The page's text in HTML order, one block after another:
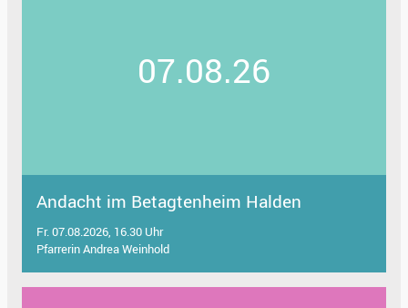
07.08.26
Andacht im Betagtenheim Halden
Fr. 07.08.2026, 16.30 Uhr
Pfarrerin Andrea Weinhold